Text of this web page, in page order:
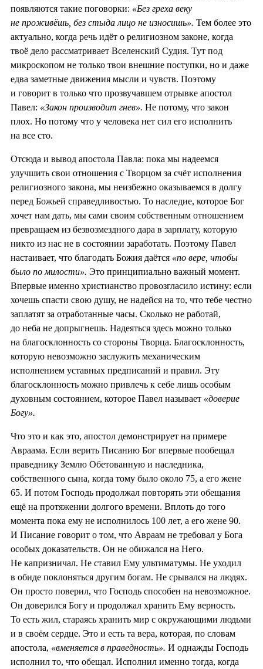
появляются такие поговорки: «Без греха веку
не проживёшь, без стыда лицо не износишь». Тем более это
актуально, когда речь идёт о религиозном законе, когда
твоё дело рассматривает Вселенский Судия. Тут под
микроскопом не только твои внешние поступки, но и даже
едва заметные движения мысли и чувств. Поэтому
и говорит в только что прозвучавшем отрывке апостол
Павел: «Закон производит гнев». Не потому, что закон
плох. Но потому что у человека нет сил его исполнить
на все сто.
Отсюда и вывод апостола Павла: пока мы надеемся
улучшить свои отношения с Творцом за счёт исполнения
религиозного закона, мы неизбежно оказываемся в долгу
перед Божьей справедливостью. То наследие, которое Бог
хочет нам дать, мы сами своим собственным отношением
превращаем из безвозмездного дара в зарплату, которую
никто из нас не в состоянии заработать. Поэтому Павел
настаивает, что благодать Божия даётся «по вере, чтобы
было по милости». Это принципиально важный момент.
Впервые именно христианство провозгласило истину: если
хочешь спасти свою душу, не надейся на то, что тебе честно
заплатят за отработанные часы. Сколько не работай,
до неба не допрыгнешь. Надеяться здесь можно только
на благосклонность со стороны Творца. Благосклонность,
которую невозможно заслужить механическим
исполнением уставных предписаний и правил. Эту
благосклонность можно привлечь к себе лишь особым
духовным состоянием, которое Павел называет «доверие
Богу».
Что это и как это, апостол демонстрирует на примере
Авраама. Если верить Писанию Бог впервые пообещал
праведнику Землю Обетованную и наследника,
собственного сына, когда тому было около 75, а его жене
65. И потом Господь продолжал повторять эти обещания
ещё на протяжении долгого времени. Вплоть до того
момента пока ему не исполнилось 100 лет, а его жене 90.
И Писание говорит о том, что Авраам не требовал у Бога
особых доказательств. Он не обижался на Него.
Не капризничал. Не ставил Ему ультиматумы. Не уходил
в обиде поклоняться другим богам. Не срывался на людях.
Он просто поверил, что Господь способен на невозможное.
Он доверился Богу и продолжал хранить Ему верность.
То есть жил, стараясь хранить мир с окружающими людьми
и в своём сердце. Это и есть та вера, которая, по словам
апостола, «вменяется в праведность». И однажды Господь
исполнил то, что обещал. Исполнил именно тогда, когда